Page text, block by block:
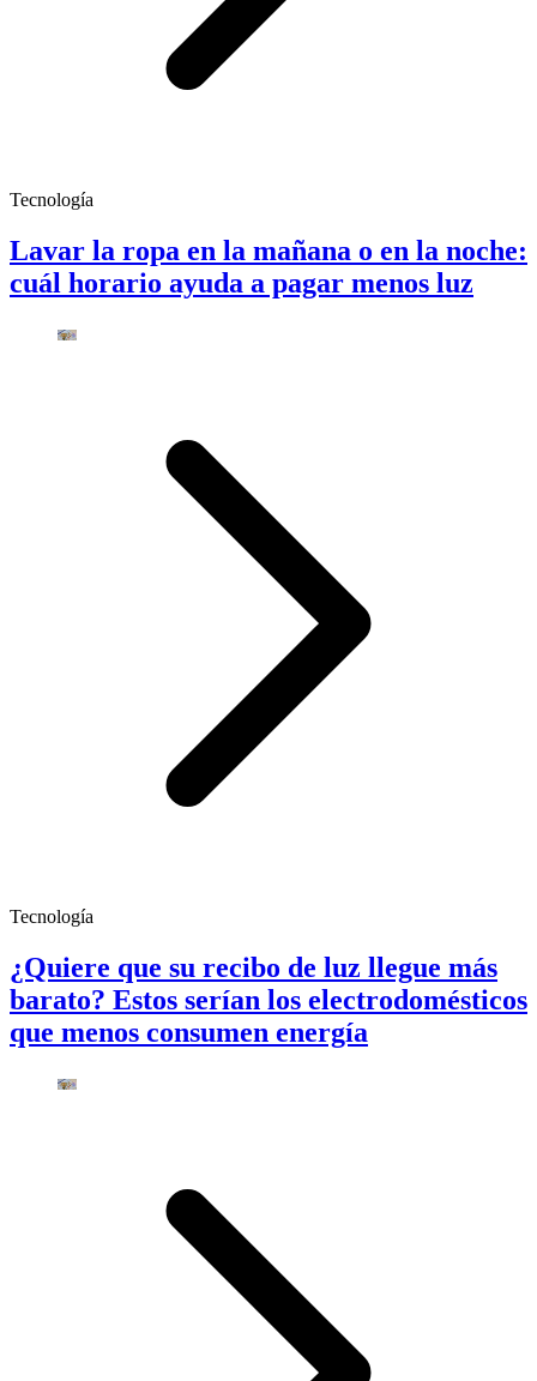
Tecnología
Lavar la ropa en la mañana o en la noche:
cuál horario ayuda a pagar menos luz
Tecnología
¿Quiere que su recibo de luz llegue más
barato? Estos serían los electrodomésticos
que menos consumen energía